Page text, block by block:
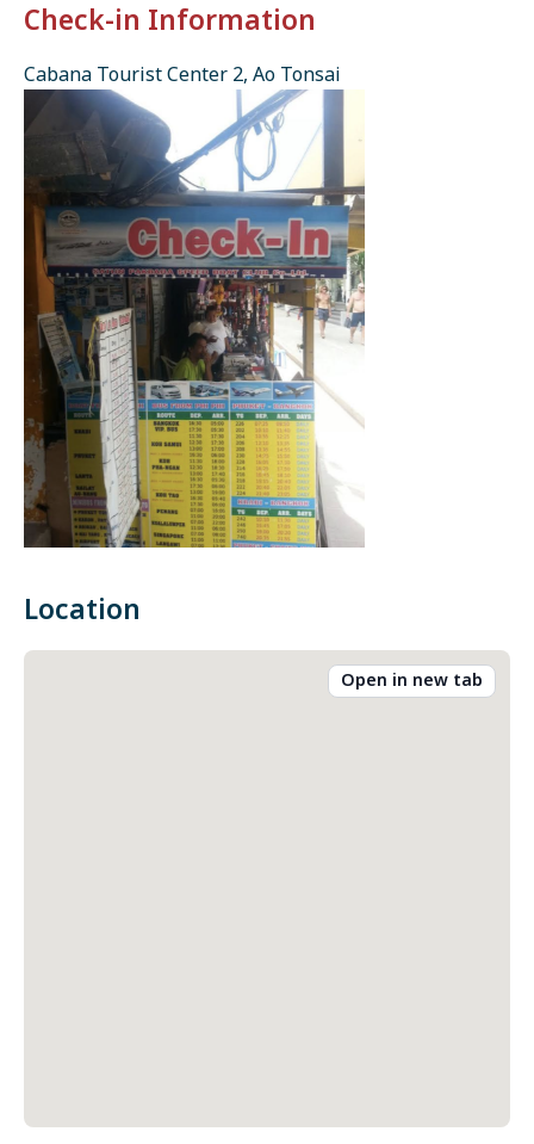
Check-in Information
Cabana Tourist Center 2, Ao Tonsai
Location
Open in new tab